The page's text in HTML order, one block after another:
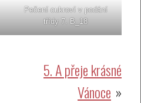
Pečení cukroví v podání
třídy 7. B_18
5. A přeje krásné
Vánoce